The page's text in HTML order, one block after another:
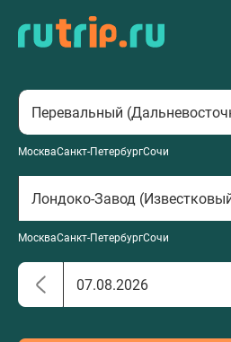
МоскваСанкт-ПетербургСочи
МоскваСанкт-ПетербургСочи